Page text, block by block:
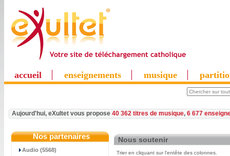
accueil enseignements musique
Aujourd'hui, eXultet vous propose 40 362 titres de musique, 6 677
Nos partenaires
Audio (5568)
Nous soutenir
Trier en cliquant sur l'entête des colonnes.